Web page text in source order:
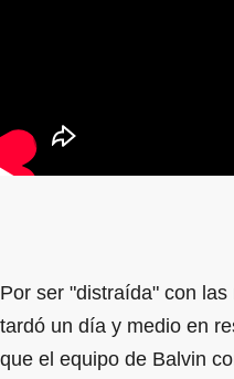
Por ser "distraída" con
tardó un día y medio en
que el equipo de Balvin